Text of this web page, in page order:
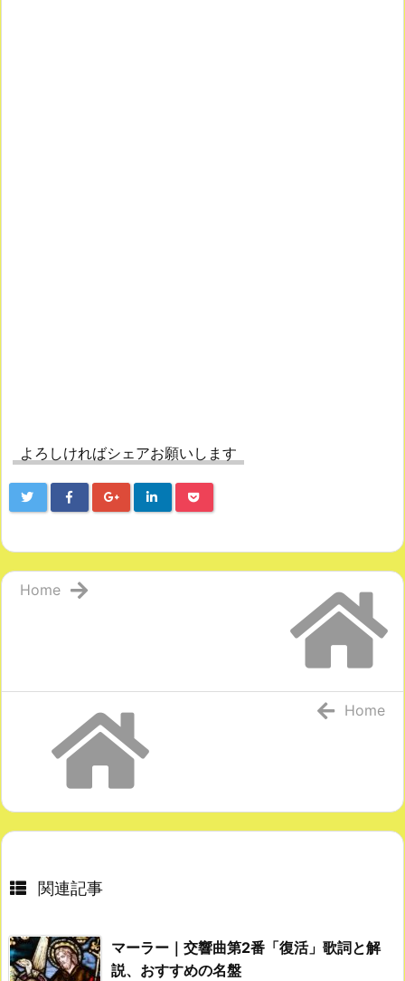
よろしければシェアお願いします
Home
Home
関連記事
マーラー｜交響曲第2番「復活」歌詞と解
説、おすすめの名盤